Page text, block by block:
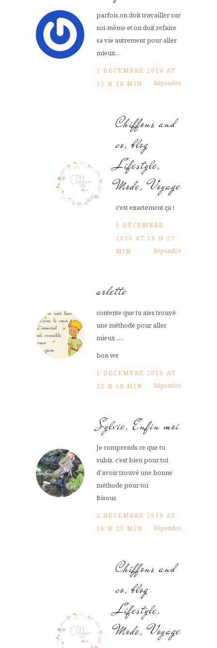
parfois,on doit travailler sur
soi-même et on doit refaire
sa vie autrement pour aller
mieux…
1 DÉCEMBRE 2016 AT
15 H 18 MIN
Répondre
Chiffons and
co, blog
Lifestyle,
Mode, Voyage
c’est exactement ça !
1 DÉCEMBRE
2016 AT 18 H 27
MIN
Répondre
arlette
contente que tu aies trouvé
une méthode pour aller
mieux ….
bon we
1 DÉCEMBRE 2016 AT
23 H 58 MIN
Répondre
Sylvie, Enfin moi
Je comprends ce que tu
subis, c’est bien pour toi
d’avoir trouvé une bonne
méthode pour toi
Bisous
2 DÉCEMBRE 2016 AT
16 H 25 MIN
Répondre
Chiffons and
co, blog
Lifestyle,
Mode, Voyage